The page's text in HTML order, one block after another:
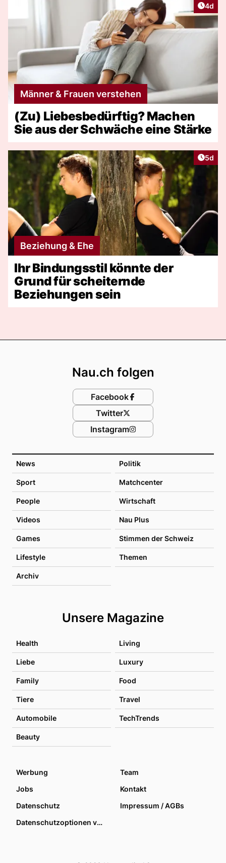
4d
Männer & Frauen verstehen
(Zu) Liebesbedürftig? Machen
Sie aus der Schwäche eine Stärke
5d
Beziehung & Ehe
Ihr Bindungsstil könnte der
Grund für scheiternde
Beziehungen sein
News Politik
Sport Matchcenter
People Wirtschaft
Videos Nau Plus
Games Stimmen der Schweiz
Lifestyle Themen
Archiv
Unsere Magazine
Health Living
Liebe Luxury
Family Food
Tiere Travel
Automobile TechTrends
Beauty
Nau.ch folgen
Facebook
Twitter
Instagram
Werbung
Team
Jobs
Kontakt
Datenschutz
Impressum / AGBs
Datenschutzoptionen verwalten